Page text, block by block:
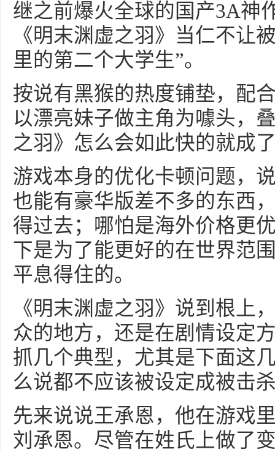
继之前爆火全球的国产3A神
《明末渊虚之羽》当仁不让
里的第二个大学生”。
按说有黑猴的热度铺垫，配
以漂亮妹子做主角为噱头，
之羽》怎么会如此快的就成
游戏本身的优化卡顿问题，
也能有豪华版差不多的东西
得过去；哪怕是海外价格更
下是为了能更好的在世界范
平息得住的。
《明末渊虚之羽》说到根上
众的地方，还是在剧情设定
抓几个典型，尤其是下面这
么说都不应该被设定成被击
先来说说王承恩，他在游戏
刘承恩。尽管在姓氏上做了